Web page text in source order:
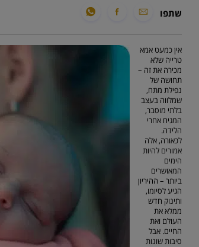
שתפו
אין כמעט אמא
טרייה שלא
מכירה את זה –
תחושה של
נפילת מתח,
שמלווה בעצב
בלתי מוסבר,
המגיח אחרי
הלידה.
לכאורה, אלה
אמורים להיות
הימים
המאושרים
ביותר – ההיריון
הגיע לסיומו,
ותינוק חדש
ממלא את
העולם ואת
החיים. אבל
סיבות שונות